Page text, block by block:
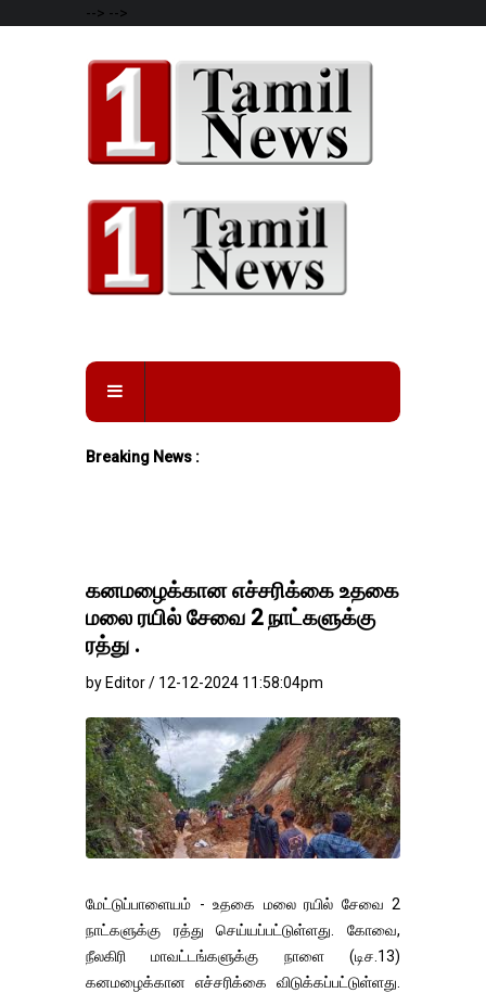
--> -->
Breaking News :
கனமழைக்கான எச்சரிக்கை உதகை
மலை ரயில் சேவை 2 நாட்களுக்கு
ரத்து .
by Editor / 12-12-2024 11:58:04pm
மேட்டுப்பாளையம் - உதகை மலை ரயில் சேவை 2
நாட்களுக்கு ரத்து செய்யப்பட்டுள்ளது. கோவை,
நீலகிரி மாவட்டங்களுக்கு நாளை (டிச.13)
கனமழைக்கான எச்சரிக்கை விடுக்கப்பட்டுள்ளது.